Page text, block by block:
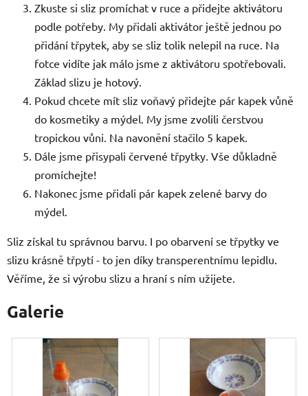
Zkuste si sliz promíchat v ruce a přidejte aktivátoru
podle potřeby. My přidali aktivátor ještě jednou po
přidání třpytek, aby se sliz tolik nelepil na ruce. Na
fotce vidíte jak málo jsme z aktivátoru spotřebovali.
Základ slizu je hotový.
Pokud chcete mít sliz voňavý přidejte pár kapek vůně
do kosmetiky a mýdel. My jsme zvolili čerstvou
tropickou vůni. Na navonění stačilo 5 kapek.
Dále jsme přisypali červené třpytky. Vše důkladně
promíchejte!
Nakonec jsme přidali pár kapek zelené barvy do
mýdel.
Sliz získal tu správnou barvu. I po obarvení se třpytky ve
slizu krásně třpytí - to jen díky transperentnímu lepidlu.
Věříme, že si výrobu slizu a hraní s ním užijete.
Galerie